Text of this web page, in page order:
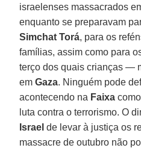
israelenses massacrados
enquanto se preparavam
Simchat Torá, para os
famílias, assim como para
terço dos quais crianças —
emGaza. Ninguém pode
acontecendo na Faixa
luta contra o terrorismo. O
Israel de levar à justiça os
massacre de outubro não